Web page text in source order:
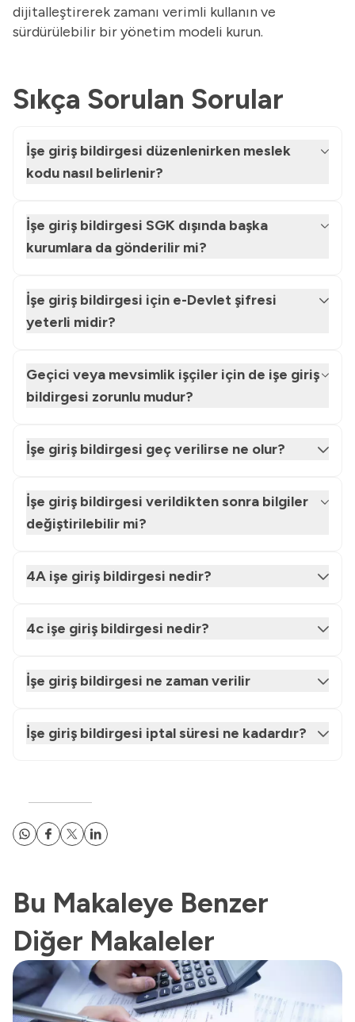
dijitalleştirerek zamanı verimli kullanın ve
sürdürülebilir bir yönetim modeli kurun.
Sıkça Sorulan Sorular
İşe giriş bildirgesi düzenlenirken meslek
kodu nasıl belirlenir?
İşe giriş bildirgesi SGK dışında başka
kurumlara da gönderilir mi?
İşe giriş bildirgesi için e-Devlet şifresi
yeterli midir?
Geçici veya mevsimlik işçiler için de işe giriş
bildirgesi zorunlu mudur?
İşe giriş bildirgesi geç verilirse ne olur?
İşe giriş bildirgesi verildikten sonra bilgiler
değiştirilebilir mi?
4A işe giriş bildirgesi nedir?
4c işe giriş bildirgesi nedir?
İşe giriş bildirgesi ne zaman verilir
İşe giriş bildirgesi iptal süresi ne kadardır?
Bu Makaleye Benzer
Diğer Makaleler